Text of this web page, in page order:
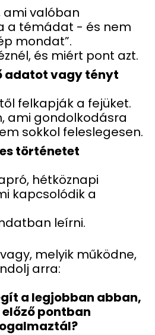
ami valóban
a témádat - és nem
mondat”.
és miért pont azt.
adatot vagy tényt
felkapják a fejüket.
ami gondolkodásra
sokkol feleslegesen.
történetet
hétköznapi
kapcsolódik a
leírni.
melyik működne,
arra:
a legjobban abban,
pontban